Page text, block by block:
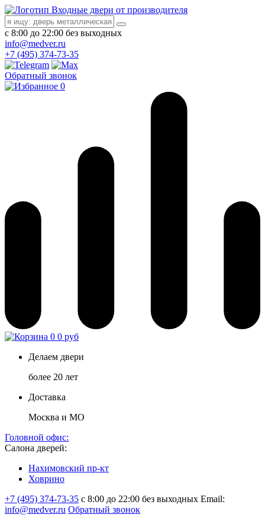
Входные двери от производителя
с 8:00 до 22:00 без выходных
info@medver.ru
+7 (495) 374-73-35
Обратный звонок
0
0 0 руб
Делаем двери
более 20 лет
Доставка
Москва и МО
Головной офис:
Салона дверей:
Нахимовский пр-кт
Ховрино
+7 (495) 374-73-35 с 8:00 до 22:00 без выходных Email:
info@medver.ru Обратный звонок